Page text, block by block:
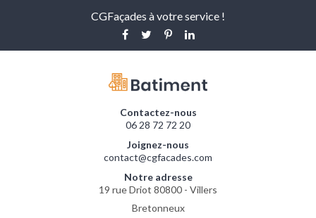
CGFaçades à votre service !
Contactez-nous
06 28 72 72 20
Joignez-nous
contact@cgfacades.com
Notre adresse
19 rue Driot 80800 - Villers
Bretonneux